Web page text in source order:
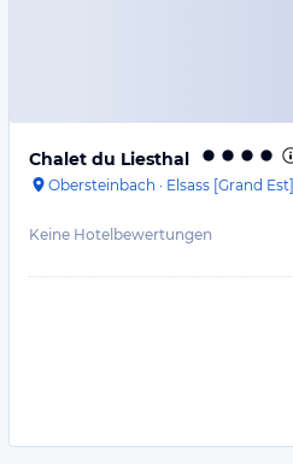
Chalet du Liesthal
Obersteinbach · Elsass [Grand Est]
Keine Hotelbewertungen